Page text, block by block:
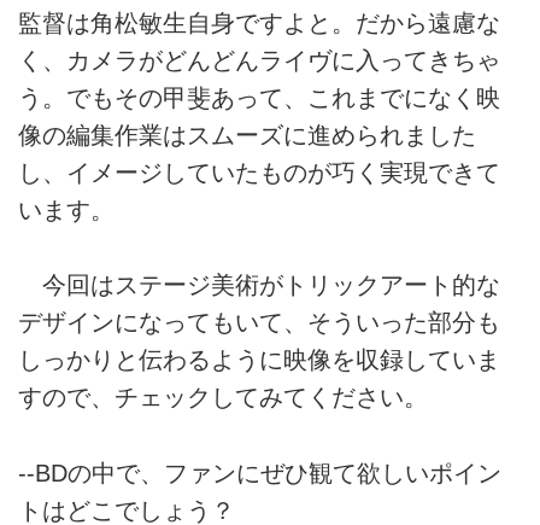
監督は角松敏生自身ですよと。だから遠慮な
く、カメラがどんどんライヴに入ってきちゃ
う。でもその甲斐あって、これまでになく映
像の編集作業はスムーズに進められました
し、イメージしていたものが巧く実現できて
います。
今回はステージ美術がトリックアート的な
デザインになってもいて、そういった部分も
しっかりと伝わるように映像を収録していま
すので、チェックしてみてください。
--BDの中で、ファンにぜひ観て欲しいポイン
トはどこでしょう？